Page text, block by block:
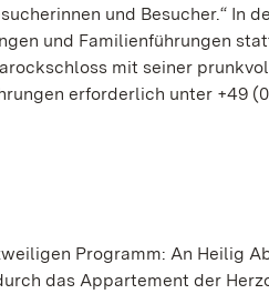
und Besucher.“ In
und Familienführungen
mit seiner
erforderlich unter +49
Programm: An Heilig
das Appartement der